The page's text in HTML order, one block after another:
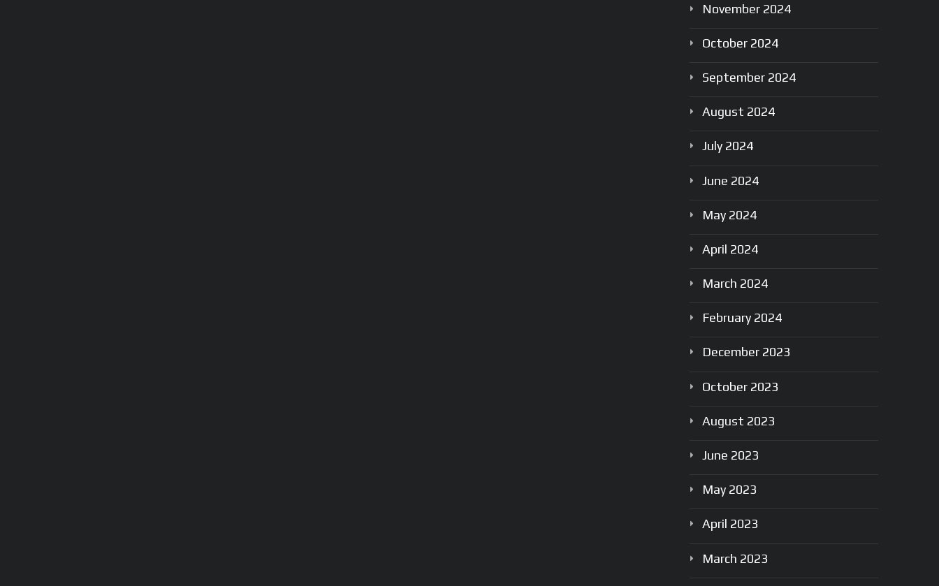
November 2024
October 2024
September 2024
August 2024
July 2024
June 2024
May 2024
April 2024
March 2024
February 2024
December 2023
October 2023
August 2023
June 2023
May 2023
April 2023
March 2023